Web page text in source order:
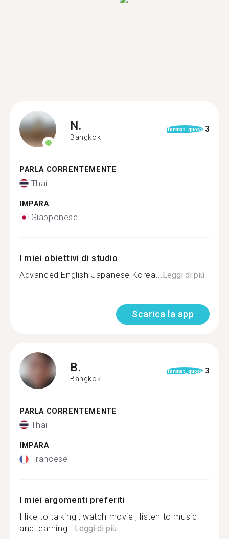
N.
Bangkok
format_quote 3
PARLA CORRENTEMENTE
Thai
IMPARA
Giapponese
I miei obiettivi di studio
Advanced English Japanese Korea...Leggi di più
Scarica la app
B.
Bangkok
format_quote 3
PARLA CORRENTEMENTE
Thai
IMPARA
Francese
I miei argomenti preferiti
I like to talking , watch movie , listen to music
and learning...Leggi di più